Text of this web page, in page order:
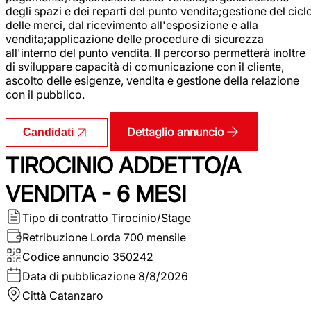
degli spazi e dei reparti del punto vendita;gestione del
delle merci, dal ricevimento all'esposizione e alla
vendita;applicazione delle procedure di sicurezza
all'interno del punto vendita. Il percorso permetterà inoltre
di sviluppare capacità di comunicazione con il cliente,
ascolto delle esigenze, vendita e gestione della relazione
con il pubblico.
Candidati Dettaglio annuncio
TIROCINIO ADDETTO/A
VENDITA - 6 MESI
Tipo di contratto Tirocinio/Stage
Retribuzione Lorda 700 mensile
Codice annuncio 350242
Data di pubblicazione 8/8/2026
Città Catanzaro